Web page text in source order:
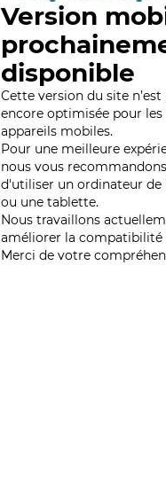
Version
disponible
Cette version du site n’est
encore optimisée pour les
appareils mobiles.
Pour une meilleure
nous vous recommandons
d'utiliser un ordinateur de
ou une tablette.
Nous travaillons
améliorer la compatibilité
Merci de votre